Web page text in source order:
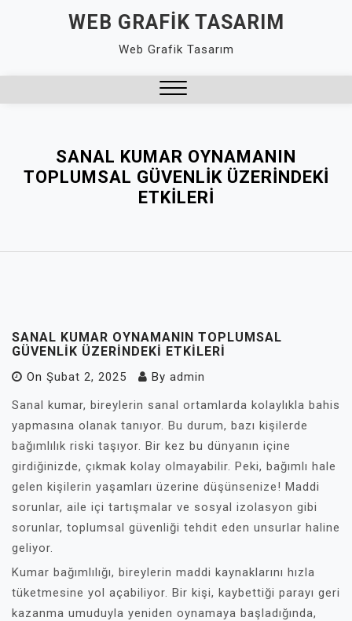
WEB GRAFIK TASARIM
Web Grafik Tasarım
SANAL KUMAR OYNAMANIN
TOPLUMSAL GÜVENLIK ÜZERINDEKI
ETKILERI
SANAL KUMAR OYNAMANIN TOPLUMSAL
GÜVENLIK ÜZERINDEKI ETKILERI
On Şubat 2, 2025 By admin
Sanal kumar, bireylerin sanal ortamlarda kolaylıkla bahis
yapmasına olanak tanıyor. Bu durum, bazı kişilerde
bağımlılık riski taşıyor. Bir kez bu dünyanın içine
girdiğinizde, çıkmak kolay olmayabilir. Peki, bağımlı hale
gelen kişilerin yaşamları üzerine düşünsenize! Maddi
sorunlar, aile içi tartışmalar ve sosyal izolasyon gibi
sorunlar, toplumsal güvenliği tehdit eden unsurlar haline
geliyor.
Kumar bağımlılığı, bireylerin maddi kaynaklarını hızla
tüketmesine yol açabiliyor. Bir kişi, kaybettiği parayı geri
kazanma umuduyla yeniden oynamaya başladığında,